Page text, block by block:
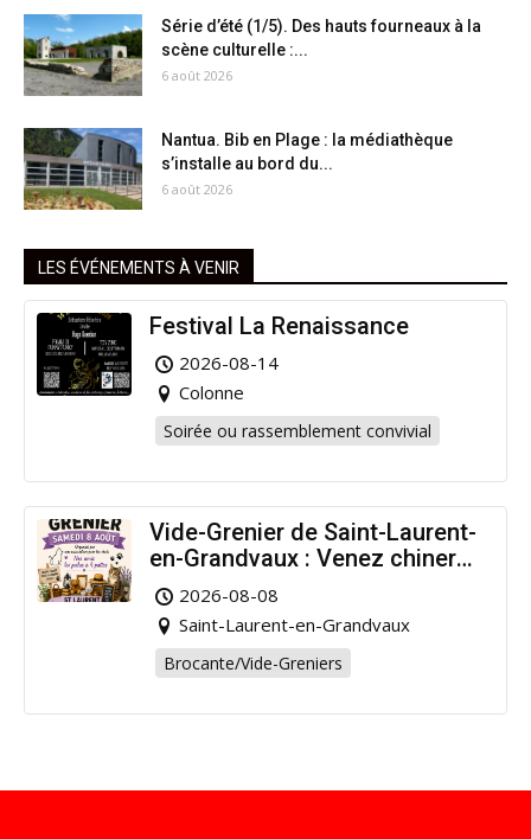
Série d’été (1/5). Des hauts fourneaux à la
scène culturelle :...
6 août 2026
Nantua. Bib en Plage : la médiathèque
s’installe au bord du...
6 août 2026
LES ÉVÉNEMENTS À VENIR
Festival La Renaissance
2026-08-14
Colonne
Soirée ou rassemblement convivial
Vide-Grenier de Saint-Laurent-
en-Grandvaux : Venez chiner
pour la bonne cause !
2026-08-08
Saint-Laurent-en-Grandvaux
Brocante/Vide-Greniers